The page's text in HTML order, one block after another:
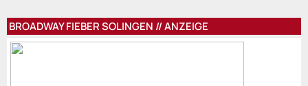
BROADWAY FIEBER SOLINGEN // ANZEIGE